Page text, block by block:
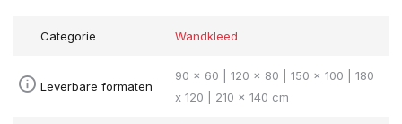
Categorie Wandkleed
Leverbare formaten
90 x 60 | 120 x 80 | 150 x 100 | 180
x 120 | 210 x 140 cm